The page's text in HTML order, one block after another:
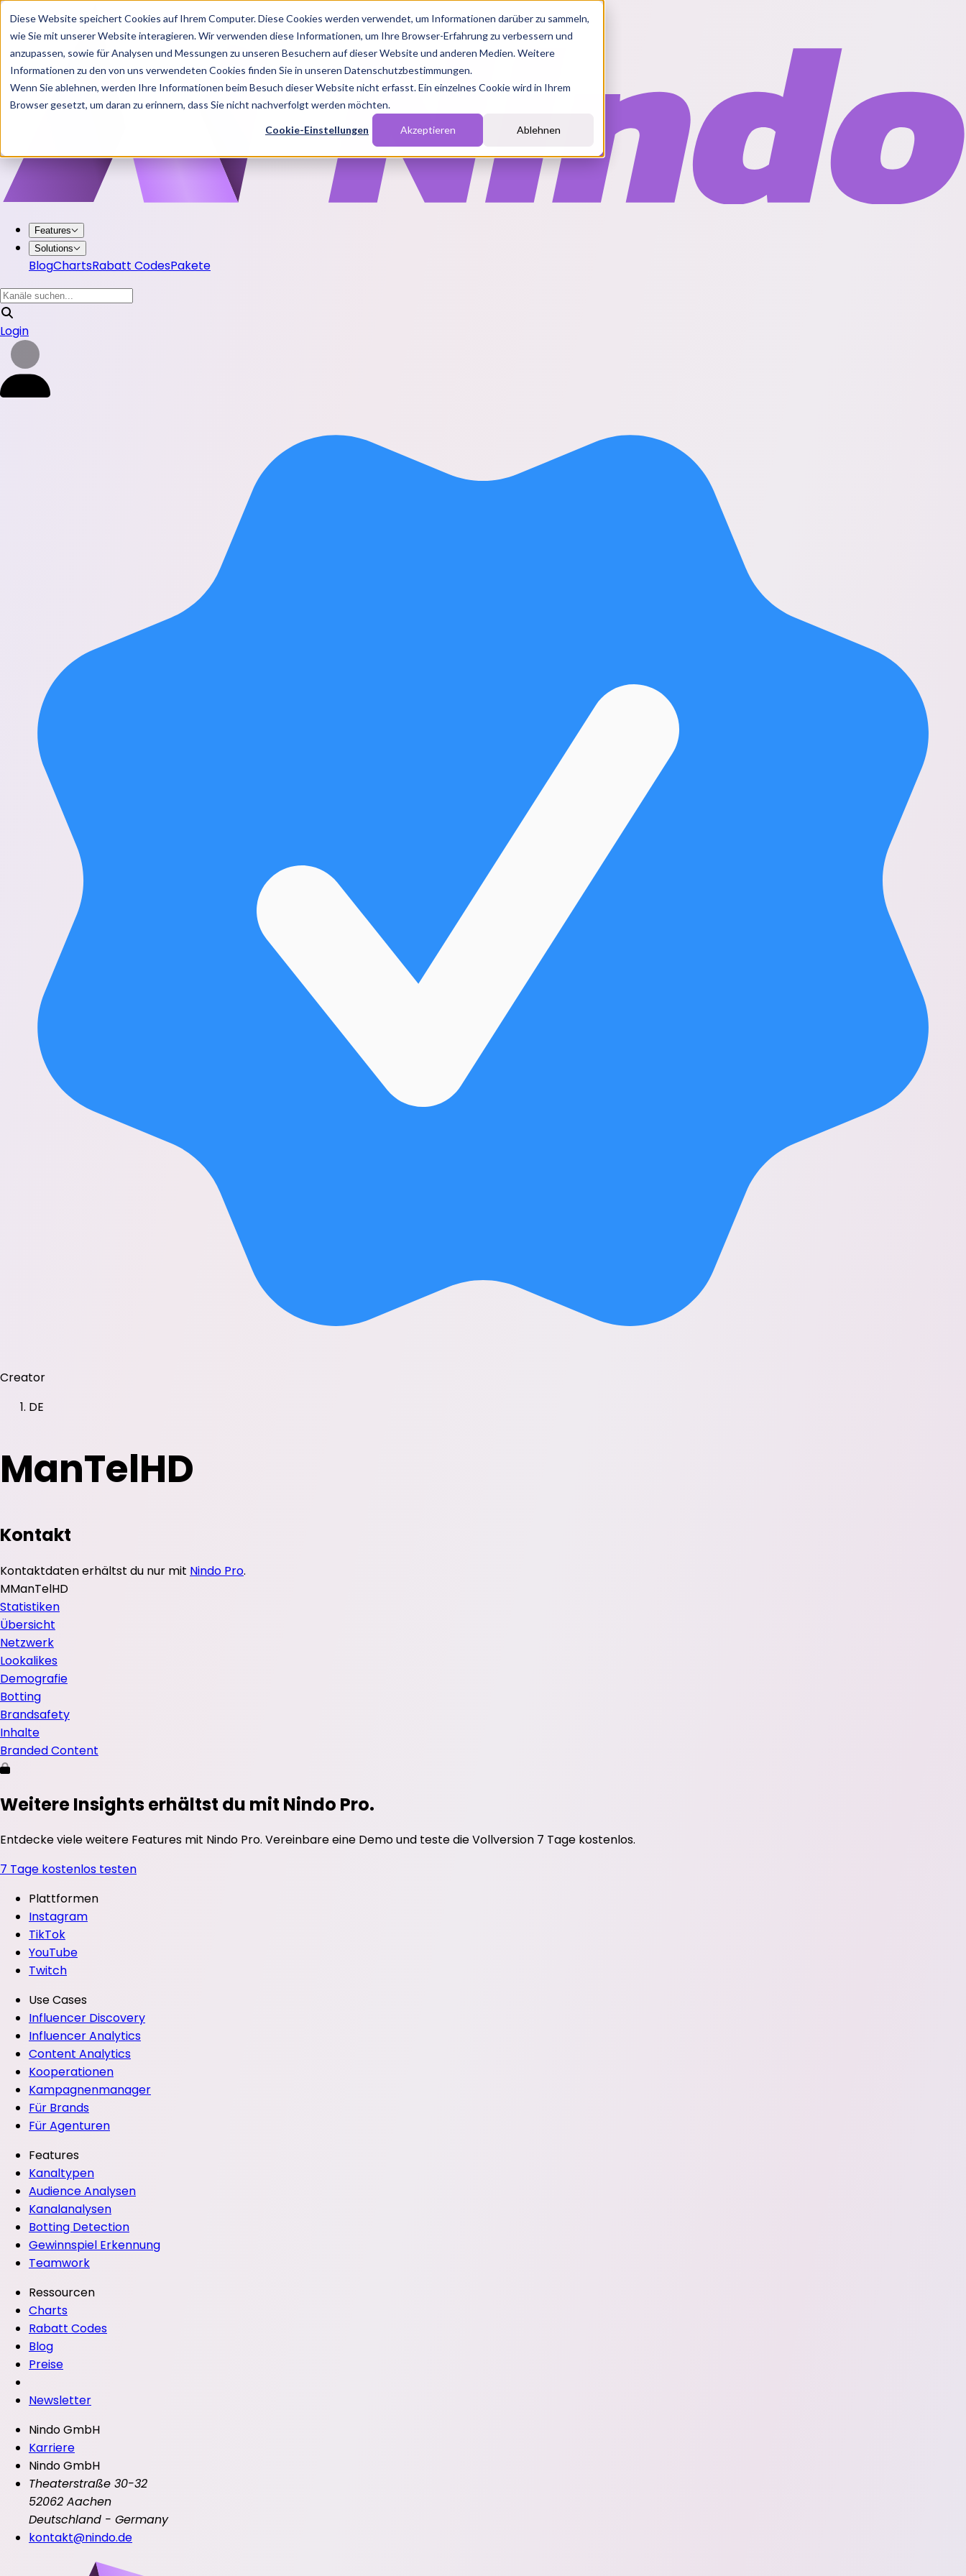
Diese Website speichert Cookies auf Ihrem Computer. Diese Cookies werden verwendet, um Informationen darüber zu sammeln,
wie Sie mit unserer Website interagieren. Wir verwenden diese Informationen, um Ihre Browser-Erfahrung zu verbessern und
anzupassen, sowie für Analysen und Messungen zu unseren Besuchern auf dieser Website und anderen Medien. Weitere
Informationen zu den von uns verwendeten Cookies finden Sie in unseren Datenschutzbestimmungen.
Wenn Sie ablehnen, werden Ihre Informationen beim Besuch dieser Website nicht erfasst. Ein einzelnes Cookie wird in Ihrem
Browser gesetzt, um daran zu erinnern, dass Sie nicht nachverfolgt werden möchten.
Cookie-Einstellungen Akzeptieren Ablehnen
Features
Solutions
BlogChartsRabatt CodesPakete
Login
Creator
DE
ManTelHD
Kontakt
Kontaktdaten erhältst du nur mit Nindo Pro.
MManTelHD
Statistiken
Übersicht
Netzwerk
Lookalikes
Demografie
Botting
Brandsafety
Inhalte
Branded Content
Weitere Insights erhältst du mit Nindo Pro.
Entdecke viele weitere Features mit Nindo Pro. Vereinbare eine Demo und teste die Vollversion 7 Tage kostenlos.
7 Tage kostenlos testen
Plattformen
Instagram
TikTok
YouTube
Twitch
Use Cases
Influencer Discovery
Influencer Analytics
Content Analytics
Kooperationen
Kampagnenmanager
Für Brands
Für Agenturen
Features
Kanaltypen
Audience Analysen
Kanalanalysen
Botting Detection
Gewinnspiel Erkennung
Teamwork
Ressourcen
Charts
Rabatt Codes
Blog
Preise
Newsletter
Nindo GmbH
Karriere
Nindo GmbH
Theaterstraße 30-32
52062 Aachen
Deutschland - Germany
kontakt@nindo.de